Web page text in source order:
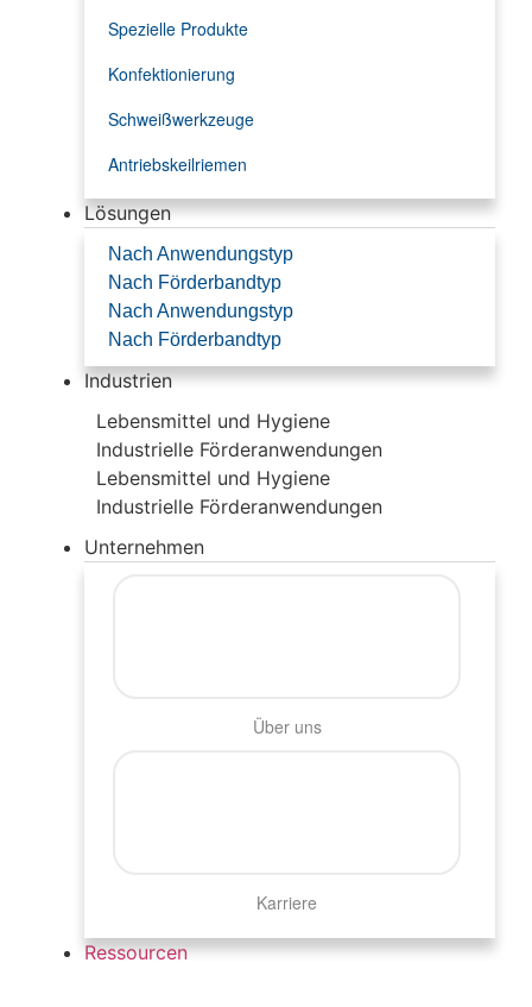
Spezielle Produkte
Konfektionierung
Schweißwerkzeuge
Antriebskeilriemen
Lösungen
Nach Anwendungstyp
Nach Förderbandtyp
Nach Anwendungstyp
Nach Förderbandtyp
Industrien
Lebensmittel und Hygiene
Industrielle Förderanwendungen
Lebensmittel und Hygiene
Industrielle Förderanwendungen
Unternehmen
Über uns
Karriere
Ressourcen